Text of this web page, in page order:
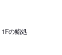
の鮨処